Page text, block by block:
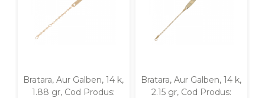
Bratara, Aur Galben, 14 k,
1.88 gr, Cod Produs:
Bratara, Aur Galben, 14 k,
2.15 gr, Cod Produs: